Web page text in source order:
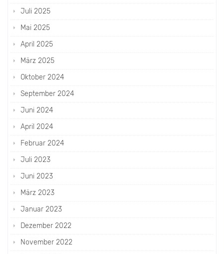
Juli 2025
Mai 2025
April 2025
März 2025
Oktober 2024
September 2024
Juni 2024
April 2024
Februar 2024
Juli 2023
Juni 2023
März 2023
Januar 2023
Dezember 2022
November 2022